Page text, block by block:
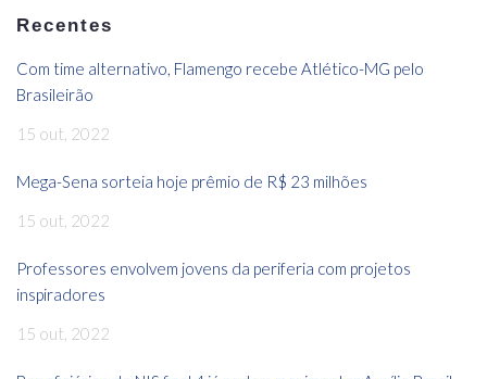
Recentes
Com time alternativo, Flamengo recebe Atlético-MG pelo
Brasileirão
15 out, 2022
Mega-Sena sorteia hoje prêmio de R$ 23 milhões
15 out, 2022
Professores envolvem jovens da periferia com projetos
inspiradores
15 out, 2022